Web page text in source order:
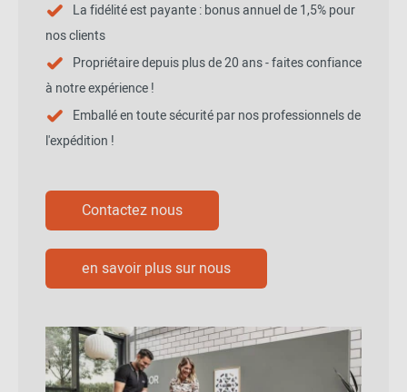
La fidélité est payante : bonus annuel de 1,5% pour
nos clients
Propriétaire depuis plus de 20 ans - faites confiance
à notre expérience !
Emballé en toute sécurité par nos professionnels de
l'expédition !
Contactez nous
en savoir plus sur nous